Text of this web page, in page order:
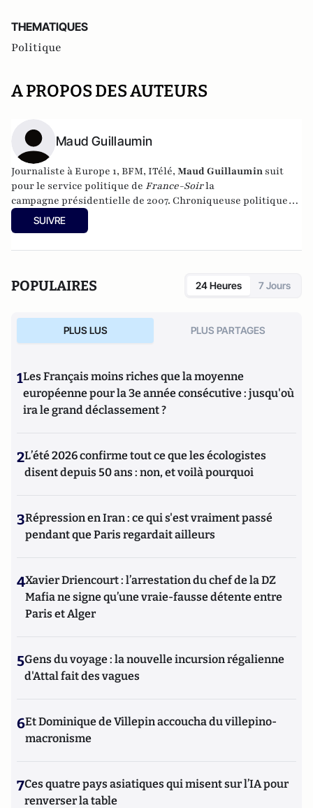
THEMATIQUES
Politique
A PROPOS DES AUTEURS
Maud Guillaumin
Journaliste à Europe 1, BFM, ITélé, Maud Guillaumin suit
pour le service politique de France-Soirla
campagne présidentielle de 2007. Chroniqueuse politique
sur France 5 dans l’émission
puis présentatrice du JT sur LCP, elle réalise également des
Les Enfants de Mitterrand
(Editions Denoël, janvier 2010).
est l'auteur de "Le Vicomte" aux éditions du Moment (2015).
SUIVRE
POPULAIRES 24 Heures 7 Jours
PLUS LUS PLUS PARTAGES
1Les Français moins riches que la moyenne
européenne pour la 3e année consécutive : jusqu'où
ira le grand déclassement ?
2L’été 2026 confirme tout ce que les écologistes
disent depuis 50 ans : non, et voilà pourquoi
3Répression en Iran : ce qui s'est vraiment passé
pendant que Paris regardait ailleurs
4Xavier Driencourt : l’arrestation du chef de la DZ
Mafia ne signe qu’une vraie-fausse détente entre
Paris et Alger
5Gens du voyage : la nouvelle incursion régalienne
d'Attal fait des vagues
6Et Dominique de Villepin accoucha du villepino-
macronisme
7Ces quatre pays asiatiques qui misent sur l’IA pour
renverser la table